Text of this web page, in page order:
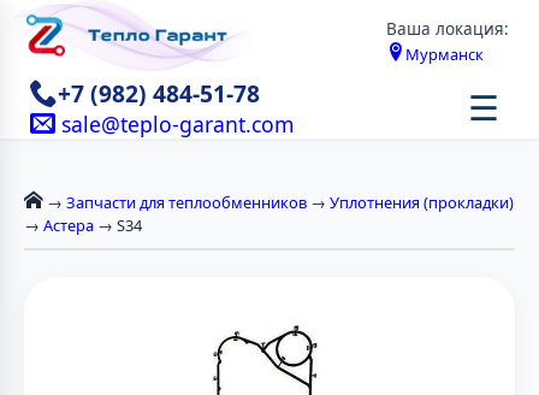
Ваша локация:
Мурманск
+7 (982) 484-51-78
sale@teplo-garant.com ☰
→ Запчасти для теплообменников → Уплотнения (прокладки)
→ Астера → S34